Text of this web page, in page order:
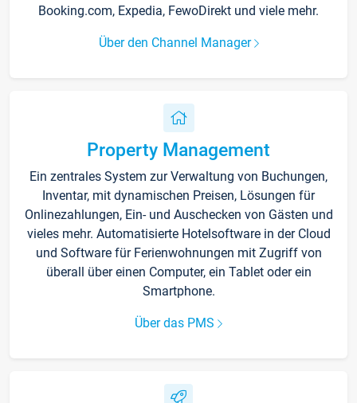
Booking.com, Expedia, FewoDirekt und viele mehr.
Über den Channel Manager
Property Management
Ein zentrales System zur Verwaltung von Buchungen,
Inventar, mit dynamischen Preisen, Lösungen für
Onlinezahlungen, Ein- und Auschecken von Gästen und
vieles mehr. Automatisierte Hotelsoftware in der Cloud
und Software für Ferienwohnungen mit Zugriff von
überall über einen Computer, ein Tablet oder ein
Smartphone.
Über das PMS